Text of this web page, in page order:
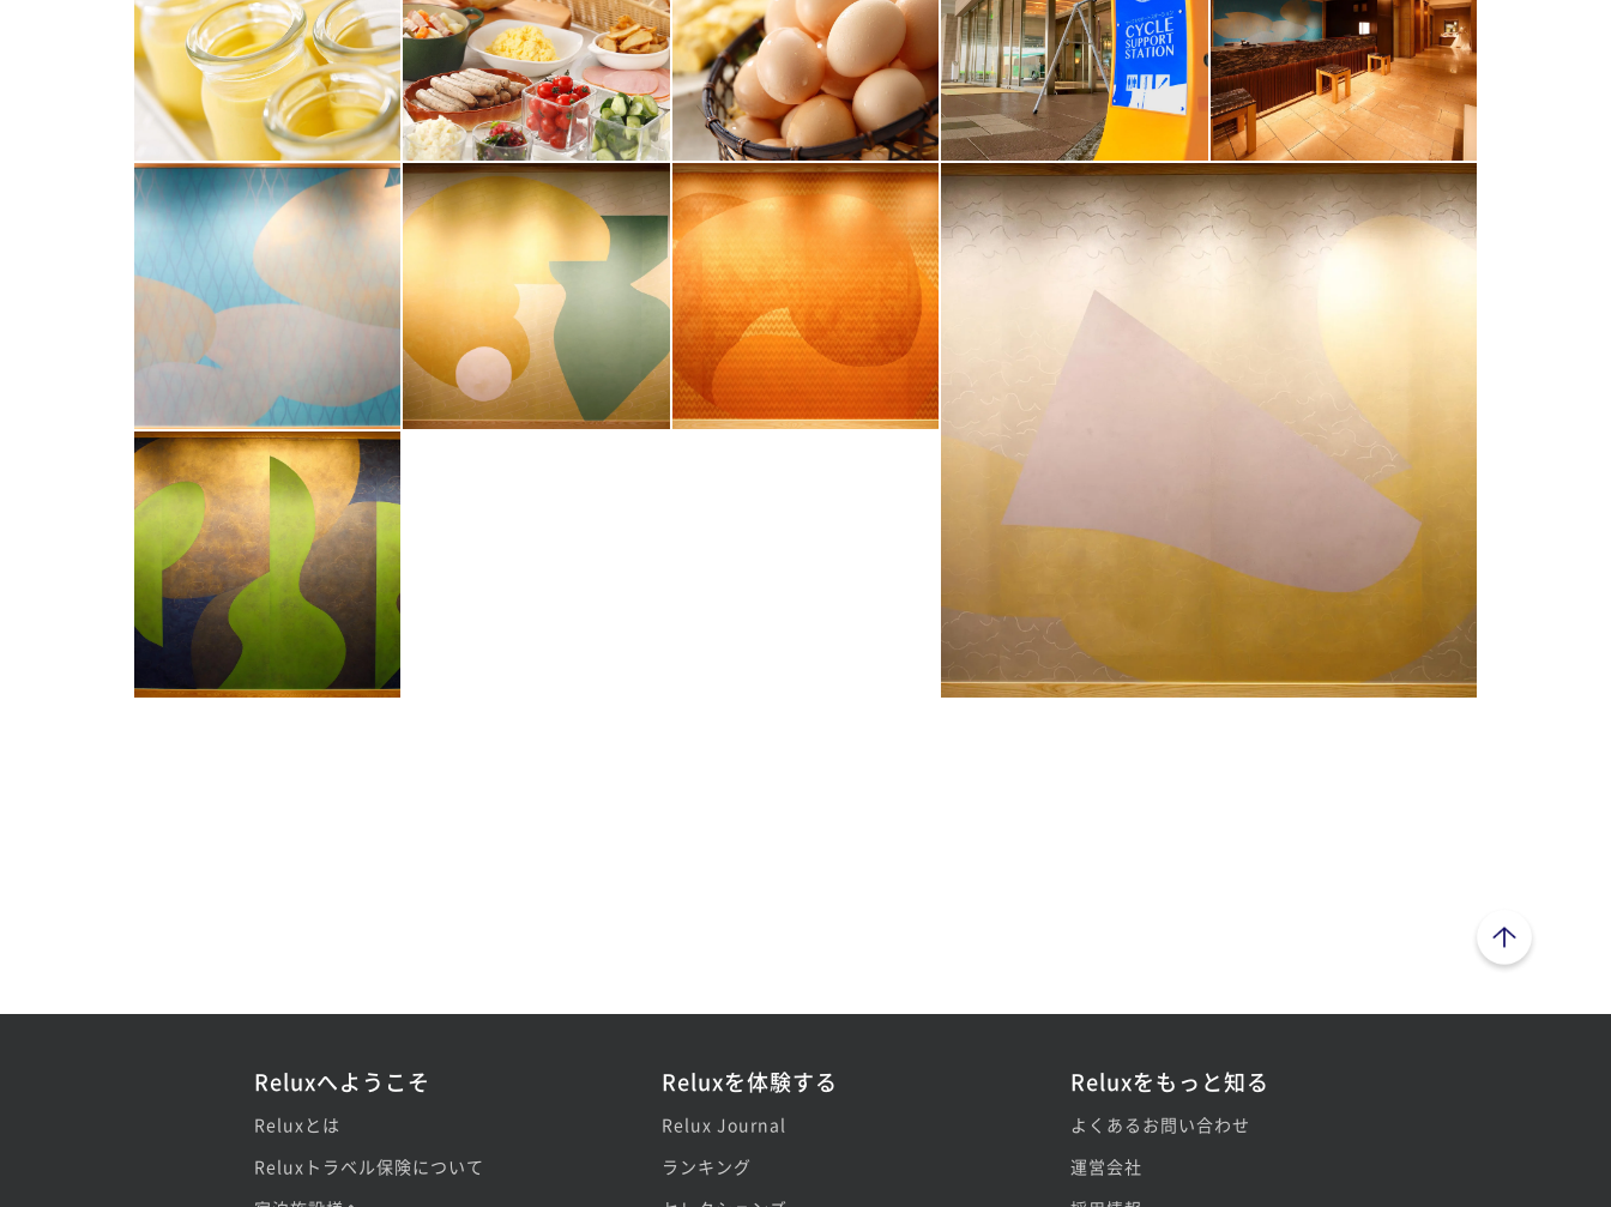
Reluxへようこそ
Reluxとは
Reluxトラベル保険について
Reluxを体験する
Relux Journal
ランキング
Reluxをもっと知る
よくあるお問い合わせ
運営会社